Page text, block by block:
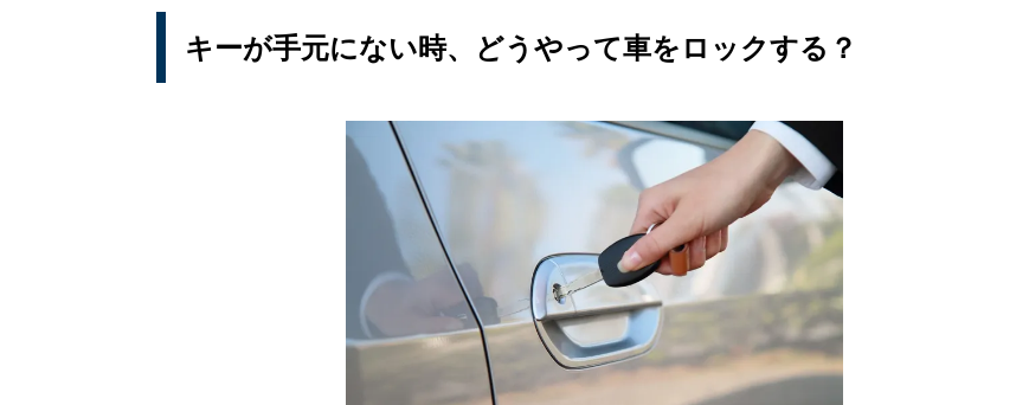
キーが手元にない時、どうやって車をロックする？